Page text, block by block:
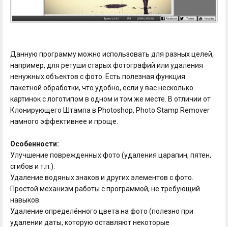
Данную программу можно использовать для разных целей,
например, для ретуши старых фотографий или удаления
ненужных объектов с фото. Есть полезная функция
пакетной обработки, что удобно, если у вас несколько
картинок с логотипом в одном и том же месте. В отличии от
Клонирующего Штампа в Photoshop, Photo Stamp Remover
намного эффективнее и проще.
Особенности:
Улучшение поврежденных фото (удаления царапин, пятен,
сгибов и т.п.).
Удаление водяных знаков и других элементов с фото.
Простой механизм работы с программой, не требующий
навыков.
Удаление определённого цвета на фото (полезно при
удалении даты, которую оставляют некоторые